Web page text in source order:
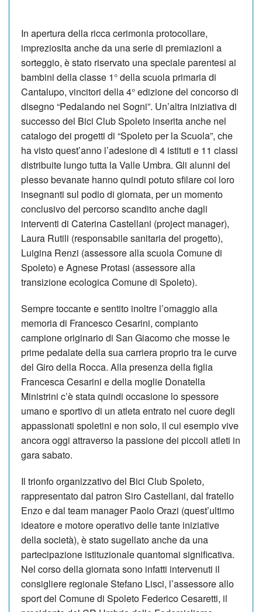
In apertura della ricca cerimonia protocollare,
impreziosita anche da una serie di premiazioni a
sorteggio, è stato riservato una speciale parentesi ai
bambini della classe 1° della scuola primaria di
Cantalupo, vincitori della 4° edizione del concorso di
disegno “Pedalando nei Sogni”. Un’altra iniziativa di
successo del Bici Club Spoleto inserita anche nel
catalogo dei progetti di “Spoleto per la Scuola”, che
ha visto quest’anno l’adesione di 4 istituti e 11 classi
distribuite lungo tutta la Valle Umbra. Gli alunni del
plesso bevanate hanno quindi potuto sfilare coi loro
insegnanti sul podio di giornata, per un momento
conclusivo del percorso scandito anche dagli
interventi di Caterina Castellani (project manager),
Laura Rutili (responsabile sanitaria del progetto),
Luigina Renzi (assessore alla scuola Comune di
Spoleto) e Agnese Protasi (assessore alla
transizione ecologica Comune di Spoleto).
Sempre toccante e sentito inoltre l’omaggio alla
memoria di Francesco Cesarini, compianto
campione originario di San Giacomo che mosse le
prime pedalate della sua carriera proprio tra le curve
del Giro della Rocca. Alla presenza della figlia
Francesca Cesarini e della moglie Donatella
Ministrini c’è stata quindi occasione lo spessore
umano e sportivo di un atleta entrato nel cuore degli
appassionati spoletini e non solo, il cui esempio vive
ancora oggi attraverso la passione dei piccoli atleti in
gara sabato.
Il trionfo organizzativo del Bici Club Spoleto,
rappresentato dal patron Siro Castellani, dal fratello
Enzo e dal team manager Paolo Orazi (quest’ultimo
ideatore e motore operativo delle tante iniziative
della società), è stato sugellato anche da una
partecipazione istituzionale quantomai significativa.
Nel corso della giornata sono infatti intervenuti il
consigliere regionale Stefano Lisci, l’assessore allo
sport del Comune di Spoleto Federico Cesaretti, il